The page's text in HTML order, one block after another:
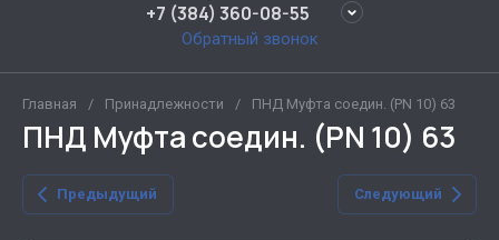
+7 (384) 360-08-55
Обратный звонок
Главная / Принадлежности / ПНД Муфта соедин. (PN 10) 63
ПНД Муфта соедин. (PN 10) 63
Предыдущий Следующий